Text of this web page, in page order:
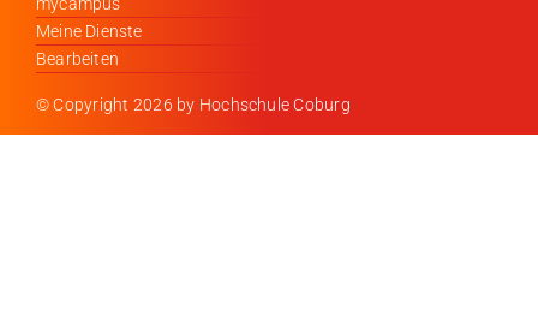
Meine Dienste
Bearbeiten
© Copyright 2026 by Hochschule Coburg